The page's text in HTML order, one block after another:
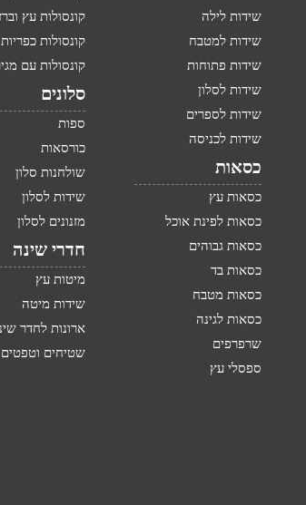
שידות לילה
שידות למטבח
שידות פתוחות
שידות לסלון
שידות לספרים
שידות לכניסה
כסאות
כסאות עץ
כסאות לפינת אוכל
כסאות גבוהים
כסאות בד
כסאות מטבח
כסאות לגינה
שרפרפים
ספסלי עץ
קונסולות עץ
קונסולות כפריות
קונסולות עם
סלונים
ספות
כורסאות
שולחנות סלון
שידות לסלון
מזנונים לסלון
חדרי שינה
מיטות עץ
שידות מיטה
ארונות לחדר
שטיחים וטפטים